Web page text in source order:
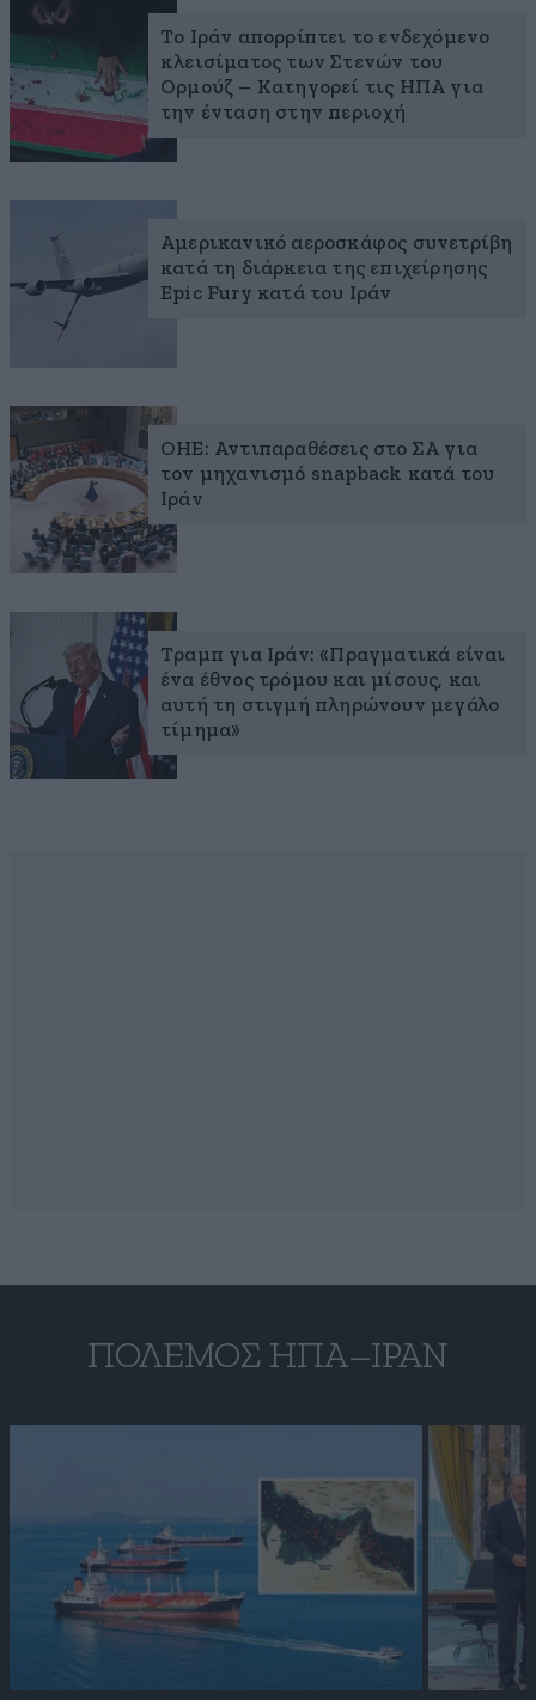
Το Ιράν απορρίπτει το ενδεχόμενο
κλεισίματος των Στενών του
Ορμούζ – Κατηγορεί τις ΗΠΑ για
την ένταση στην περιοχή
Αμερικανικό αεροσκάφος συνετρίβη
κατά τη διάρκεια της επιχείρησης
Epic Fury κατά του Ιράν
ΟΗΕ: Αντιπαραθέσεις στο ΣΑ για
τον μηχανισμό snapback κατά του
Ιράν
Τραμπ για Ιράν: «Πραγματικά είναι
ένα έθνος τρόμου και μίσους, και
αυτή τη στιγμή πληρώνουν μεγάλο
τίμημα»
ΠΌΛΕΜΟΣ ΗΠΑ–ΙΡΆΝ